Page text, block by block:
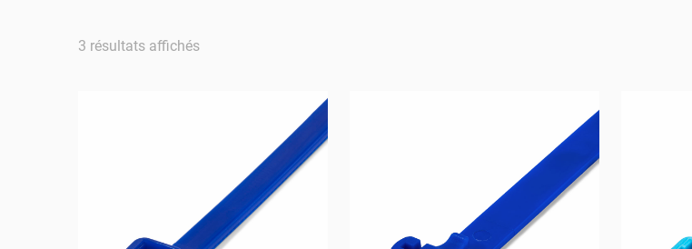
3 résultats affichés